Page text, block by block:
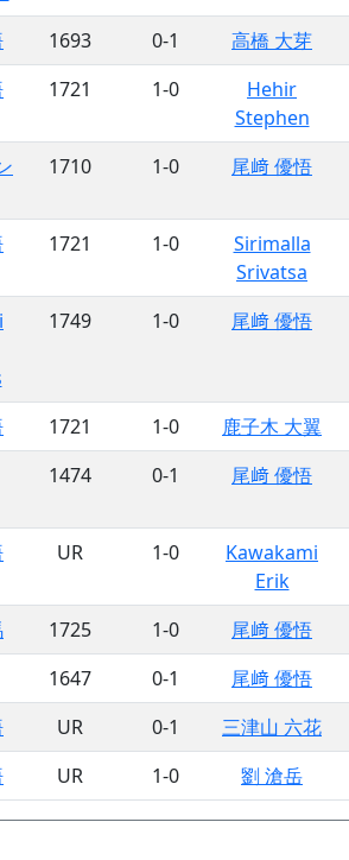
1693 0-1
高橋 大芽
1721 1-0
Hehir
Stephen
1710 1-0 尾﨑 優悟
1721 1-0
Sirimalla
Srivatsa
1749 1-0 尾﨑 優悟
1721 1-0
鹿子木 大翼
1474 0-1 尾﨑 優悟
UR 1-0
Kawakami
Erik
1725 1-0
尾﨑 優悟
1647 0-1
尾﨑 優悟
UR 0-1
三津山 六花
UR 1-0 劉 滄岳